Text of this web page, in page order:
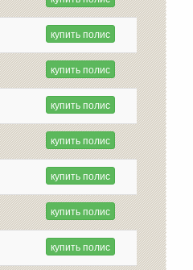
купить полис
купить полис
купить полис
купить полис
купить полис
купить полис
купить полис